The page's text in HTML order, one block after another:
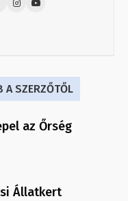
A SZERZŐTŐL
az Őrség
Állatkert